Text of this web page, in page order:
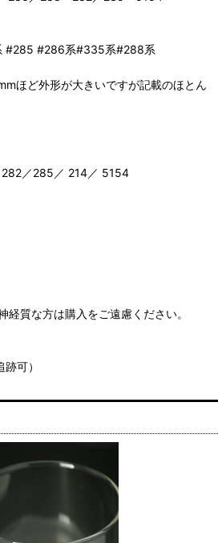
#285 #286系#335系#288系
ほど外形が大きいですが記載のほとん
／285／ 214／ 5154
質な方は購入をご遠慮ください。
可）